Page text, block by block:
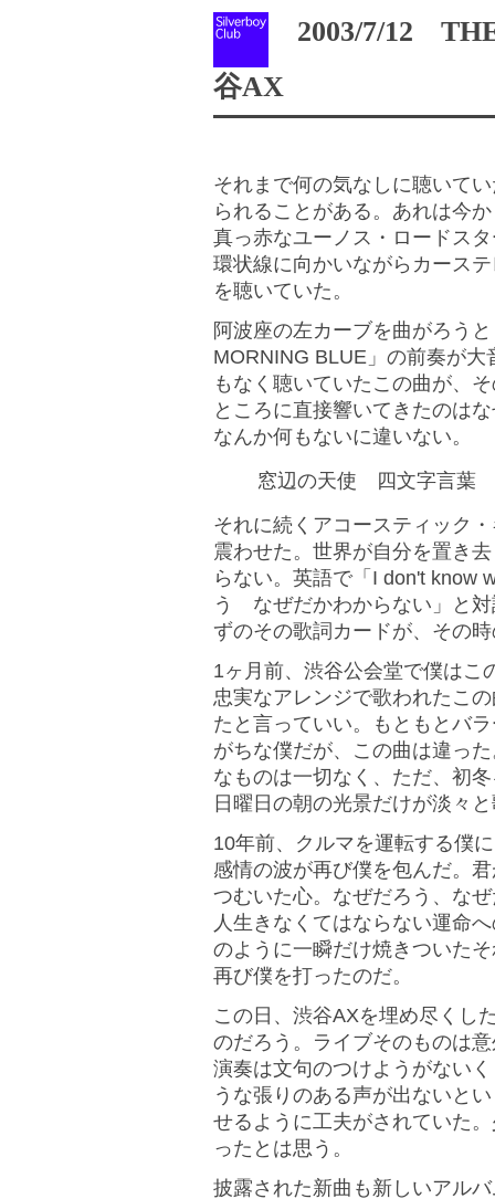
2003/7/12
谷AX
それまで何の気なしに聴いて
られることがある。あれは今
真っ赤なユーノス・ロードス
環状線に向かいながらカース
を聴いていた。
阿波座の左カーブを曲がろう
MORNING BLUE」の前奏が
もなく聴いていたこの曲が、
ところに直接響いてきたのは
なんか何もないに違いない。
窓辺の天使 四文字言葉
それに続くアコースティック
震わせた。世界が自分を置き
らない。英語で「I don't know
う なぜだかわからない」と
ずのその歌詞カードが、その
1ヶ月前、渋谷公会堂で僕はこ
忠実なアレンジで歌われたこ
たと言っていい。もともとバ
がちな僕だが、この曲は違っ
なものは一切なく、ただ、初
日曜日の朝の光景だけが淡々
10年前、クルマを運転する僕
感情の波が再び僕を包んだ。
つむいた心。なぜだろう、な
人生きなくてはならない運命
のように一瞬だけ焼きついた
再び僕を打ったのだ。
この日、渋谷AXを埋め尽くし
のだろう。ライブそのものは
演奏は文句のつけようがない
うな張りのある声が出ないと
せるように工夫がされていた
ったとは思う。
披露された新曲も新しいアル